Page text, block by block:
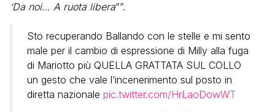
‘Da noi… A ruota libera“”.
Sto recuperando Ballando con le stelle e mi sento
male per il cambio di espressione di Milly alla fuga
di Mariotto più QUELLA GRATTATA SUL COLLO
un gesto che vale l’incenerimento sul posto in
diretta nazionale pic.twitter.com/HrLaoDowWT